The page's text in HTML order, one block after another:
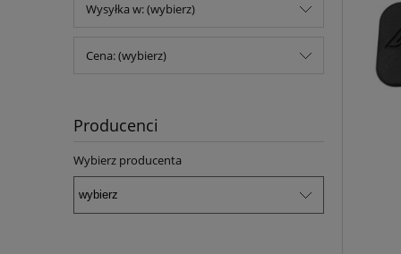
Wysyłka w: (wybierz)
Cena: (wybierz)
Producenci
Wybierz producenta